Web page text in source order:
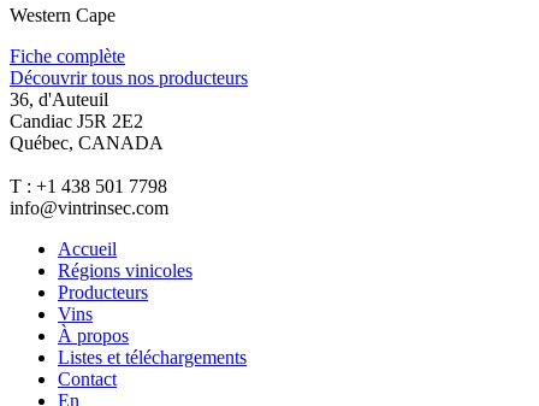
Western Cape
Fiche complète
Découvrir tous nos producteurs
36, d'Auteuil
Candiac J5R 2E2
Québec, CANADA
T : +1 438 501 7798
info@vintrinsec.com
Accueil
Régions vinicoles
Producteurs
Vins
À propos
Listes et téléchargements
Contact
En